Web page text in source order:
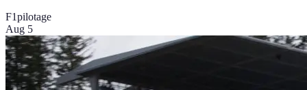
F1pilotage
Aug 5